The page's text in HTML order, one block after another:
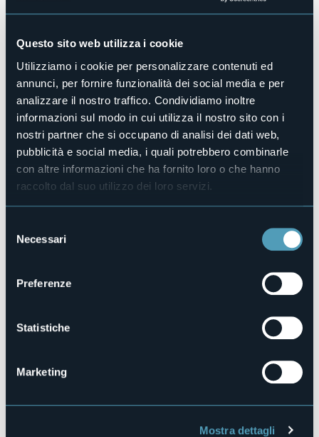
Questo sito web utilizza i cookie
Utilizziamo i cookie per personalizzare contenuti ed
annunci, per fornire funzionalità dei social media e per
analizzare il nostro traffico. Condividiamo inoltre
informazioni sul modo in cui utilizza il nostro sito con i
nostri partner che si occupano di analisi dei dati web,
pubblicità e social media, i quali potrebbero combinarle
con altre informazioni che ha fornito loro o che hanno
raccolto dal suo utilizzo dei loro servizi.
delNecessari
Preferenze
Statistiche
Marketing
Mostra dettagli
Animali ammessi
Sì
Camere
3
Posti letto
E-mail
info@ederacrodo.it
Sito web
+39 338 3408526
28862 - CRODO (VB)